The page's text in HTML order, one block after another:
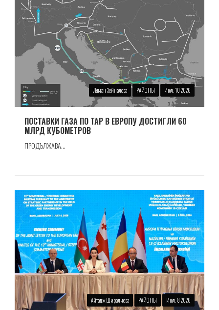
Ляман Зейналова РАЙОНЫ Июл. 10 2026
ПОСТАВКИ ГАЗА ПО TAP В ЕВРОПУ ДОСТИГЛИ 60
МЛРД КУБОМЕТРОВ
ПРОДЪЛЖАВА...
Айтадж Ширалиева РАЙОНЫ Июл. 8 2026